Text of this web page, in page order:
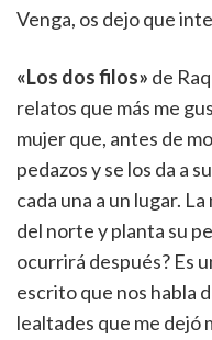
Venga, os dejo que
«Los dos filos» de
relatos que más me
mujer que, antes de
pedazos y se los da a
cada una a un lugar.
del norte y planta su
ocurrirá después? Es
escrito que nos habla
lealtades que me dejó